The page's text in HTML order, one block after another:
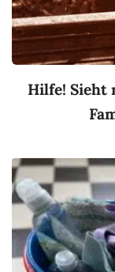
Hilfe! Sieht